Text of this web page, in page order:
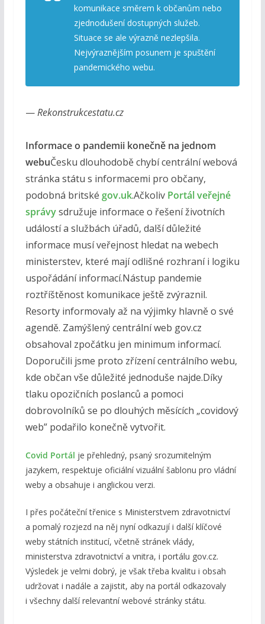
komunikace směrem k občanům nebo
zjednodušení dostupných služeb.
Situace se ale výrazně nezlepšila.
Nejvýraznějším posunem je spuštění
pandemického webu.
—Rekonstrukcestatu.cz
Informace o pandemii konečně na jednom
webuČesku dlouhodobě chybí centrální webová
stránka státu s informacemi pro občany,
podobná britské gov.uk.Ačkoliv Portál veřejné
správysdružuje informace o řešení životních
událostí a službách úřadů, další důležité
informace musí veřejnost hledat na webech
ministerstev, které mají odlišné rozhraní i logiku
uspořádání informací.Nástup pandemie
roztříštěnost komunikace ještě zvýraznil.
Resorty informovaly až na výjimky hlavně o své
agendě. Zamýšlený centrální web gov.cz
obsahoval zpočátku jen minimum informací.
Doporučili jsme proto zřízení centrálního webu,
kde občan vše důležité jednoduše najde.Díky
tlaku opozičních poslanců a pomoci
dobrovolníků se po dlouhých měsících „covidový
web” podařilo konečně vytvořit.
Covid Portál je přehledný, psaný srozumitelným
jazykem, respektuje oficiální vizuální šablonu pro vládní
weby a obsahuje i anglickou verzi.
I přes počáteční třenice s Ministerstvem zdravotnictví
a pomalý rozjezd na něj nyní odkazují i další klíčové
weby státních institucí, včetně stránek vlády,
ministerstva zdravotnictví a vnitra, i portálu gov.cz.
Výsledek je velmi dobrý, je však třeba kvalitu i obsah
udržovat i nadále a zajistit, aby na portál odkazovaly
i všechny další relevantní webové stránky státu.